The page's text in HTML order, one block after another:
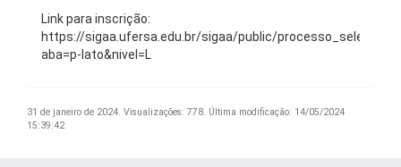
Link para inscrição:
https://sigaa.ufersa.edu.br/sigaa/public/processo_seletivo/
aba=p-lato&nivel=L
31 de janeiro de 2024. Visualizações: 778. Última modificação: 14/05/2024
15:39:42